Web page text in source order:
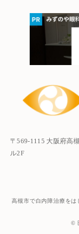
〒569-1115 大阪府高
ル2F
高槻市で白内障治療を
©